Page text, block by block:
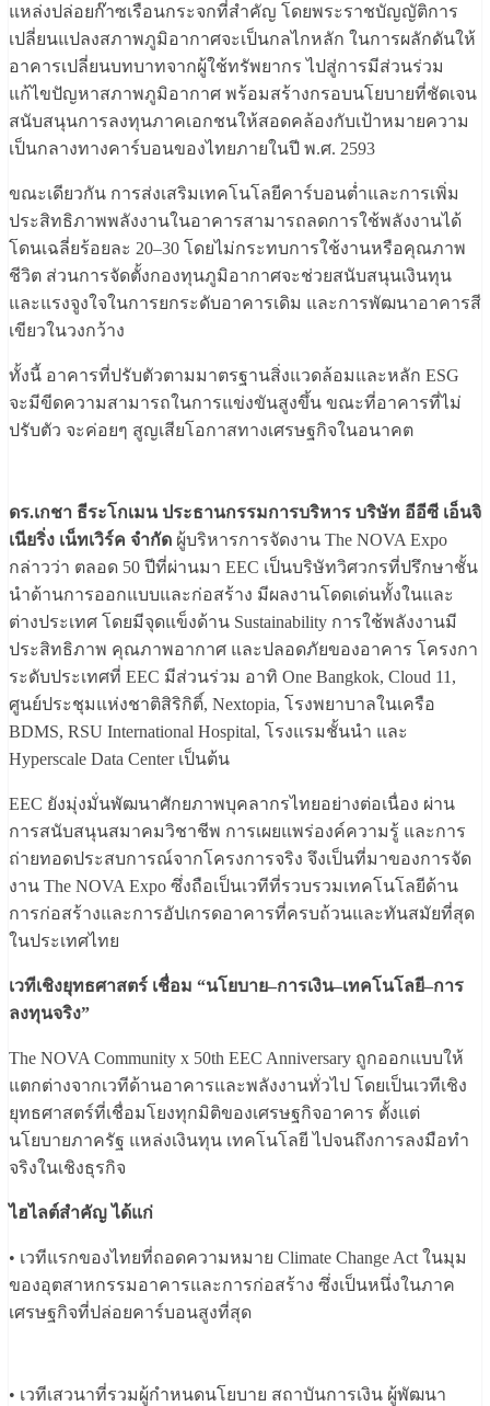
แหล่งปล่อยก๊าซเรือนกระจกที่สำคัญ โดยพระราชบัญญัติการ
เปลี่ยนแปลงสภาพภูมิอากาศจะเป็นกลไกหลัก ในการผลักดันให้
อาคารเปลี่ยนบทบาทจากผู้ใช้ทรัพยากร ไปสู่การมีส่วนร่วม
แก้ไขปัญหาสภาพภูมิอากาศ พร้อมสร้างกรอบนโยบายที่ชัดเจน
สนับสนุนการลงทุนภาคเอกชนให้สอดคล้องกับเป้าหมายความ
เป็นกลางทางคาร์บอนของไทยภายในปี พ.ศ. 2593
ขณะเดียวกัน การส่งเสริมเทคโนโลยีคาร์บอนต่ำและการเพิ่ม
ประสิทธิภาพพลังงานในอาคารสามารถลดการใช้พลังงานได้
โดนเฉลี่ยร้อยละ 20–30 โดยไม่กระทบการใช้งานหรือคุณภาพ
ชีวิต ส่วนการจัดตั้งกองทุนภูมิอากาศจะช่วยสนับสนุนเงินทุน
และแรงจูงใจในการยกระดับอาคารเดิม และการพัฒนาอาคารสี
เขียวในวงกว้าง
ทั้งนี้ อาคารที่ปรับตัวตามมาตรฐานสิ่งแวดล้อมและหลัก ESG
จะมีขีดความสามารถในการแข่งขันสูงขึ้น ขณะที่อาคารที่ไม่
ปรับตัว จะค่อยๆ สูญเสียโอกาสทางเศรษฐกิจในอนาคต
ดร.เกชา ธีระโกเมน ประธานกรรมการบริหาร บริษัท อีอีซี เอ็นจิ
เนียริ่ง เน็ทเวิร์ค จำกัด ผู้บริหารการจัดงาน The NOVA Expo
กล่าวว่า ตลอด 50 ปีที่ผ่านมา EEC เป็นบริษัทวิศวกรที่ปรึกษาชั้น
นำด้านการออกแบบและก่อสร้าง มีผลงานโดดเด่นทั้งในและ
ต่างประเทศ โดยมีจุดแข็งด้าน Sustainability การใช้พลังงานมี
ประสิทธิภาพ คุณภาพอากาศ และปลอดภัยของอาคาร โครงกา
ระดับประเทศที่ EEC มีส่วนร่วม อาทิ One Bangkok, Cloud 11,
ศูนย์ประชุมแห่งชาติสิริกิติ์, Nextopia, โรงพยาบาลในเครือ
BDMS, RSU International Hospital, โรงแรมชั้นนำ และ
Hyperscale Data Center เป็นต้น
EEC ยังมุ่งมั่นพัฒนาศักยภาพบุคลากรไทยอย่างต่อเนื่อง ผ่าน
การสนับสนุนสมาคมวิชาชีพ การเผยแพร่องค์ความรู้ และการ
ถ่ายทอดประสบการณ์จากโครงการจริง จึงเป็นที่มาของการจัด
งาน The NOVA Expo ซึ่งถือเป็นเวทีที่รวบรวมเทคโนโลยีด้าน
การก่อสร้างและการอัปเกรดอาคารที่ครบถ้วนและทันสมัยที่สุด
ในประเทศไทย
เวทีเชิงยุทธศาสตร์ เชื่อม “นโยบาย–การเงิน–เทคโนโลยี–การ
ลงทุนจริง”
The NOVA Community x 50th EEC Anniversary ถูกออกแบบให้
แตกต่างจากเวทีด้านอาคารและพลังงานทั่วไป โดยเป็นเวทีเชิง
ยุทธศาสตร์ที่เชื่อมโยงทุกมิติของเศรษฐกิจอาคาร ตั้งแต่
นโยบายภาครัฐ แหล่งเงินทุน เทคโนโลยี ไปจนถึงการลงมือทำ
จริงในเชิงธุรกิจ
ไฮไลต์สำคัญ ได้แก่
• เวทีแรกของไทยที่ถอดความหมาย Climate Change Act ในมุม
ของอุตสาหกรรมอาคารและการก่อสร้าง ซึ่งเป็นหนึ่งในภาค
เศรษฐกิจที่ปล่อยคาร์บอนสูงที่สุด
• เวทีเสวนาที่รวมผู้กำหนดนโยบาย สถาบันการเงิน ผู้พัฒนา